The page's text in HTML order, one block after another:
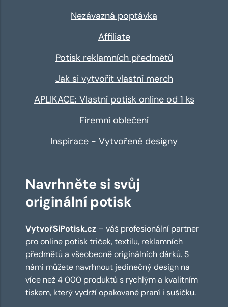
Nezávazná poptávka
Affiliate
Potisk reklamních předmětů
Jak si vytvořit vlastní merch
APLIKACE: Vlastní potisk online od 1 ks
Firemní oblečení
Inspirace - Vytvořené designy
Navrhněte si svůj
originální potisk
VytvořSiPotisk.cz – váš profesionální partner
pro online potisk triček,textilu, reklamních
předmětů a všeobecně originálních dárků. S
námi můžete navrhnout jedinečný design na
více než 4 000 produktů s rychlým a kvalitním
tiskem, který vydrží opakované praní i sušičku.